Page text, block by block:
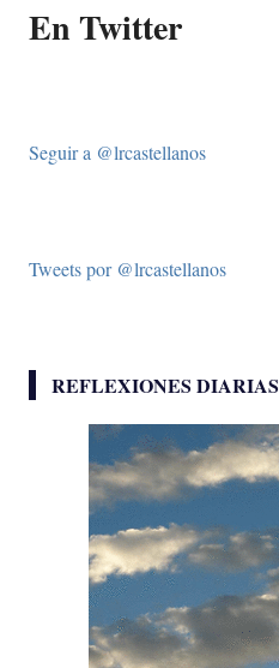
En Twitter
Seguir a @lrcastellanos
Tweets por @lrcastellanos
REFLEXIONES DIARIAS